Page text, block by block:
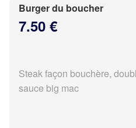
Burger du boucher
7.50 €
Steak façon bouchère,
sauce big mac